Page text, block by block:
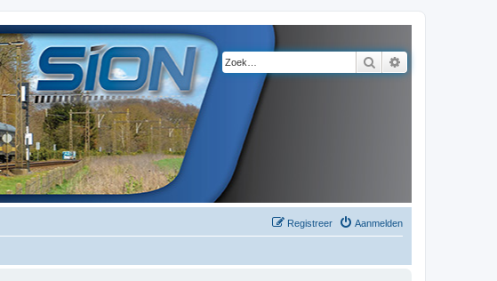
Zoek
Aanmelden
Registreer